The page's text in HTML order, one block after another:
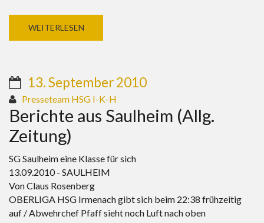
WEITERLESEN
13. September 2010
Presseteam HSG I-K-H
Berichte aus Saulheim (Allg.
Zeitung)
SG Saulheim eine Klasse für sich
13.09.2010 - SAULHEIM
Von Claus Rosenberg
OBERLIGA HSG Irmenach gibt sich beim 22:38 frühzeitig
auf / Abwehrchef Pfaff sieht noch Luft nach oben